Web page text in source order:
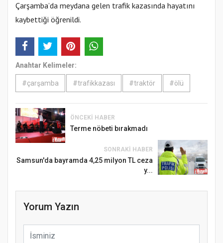
Çarşamba’da meydana gelen trafik kazasında hayatını
kaybettiği öğrenildi.
Anahtar Kelimeler:
#çarşamba #trafikkazası #traktör #ölü
ÖNCEKI HABER
Terme nöbeti bırakmadı
SONRAKI HABER
Samsun'da bayramda 4,25 milyon TL ceza
y...
Yorum Yazın